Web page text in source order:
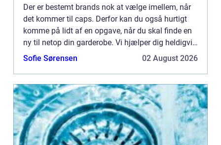
Der er bestemt brands nok at vælge imellem, når
det kommer til caps. Derfor kan du også hurtigt
komme på lidt af en opgave, når du skal finde en
ny til netop din garderobe. Vi hjælper dig heldigvis
også p&ari...
Sofie Sørensen 02 August 2026